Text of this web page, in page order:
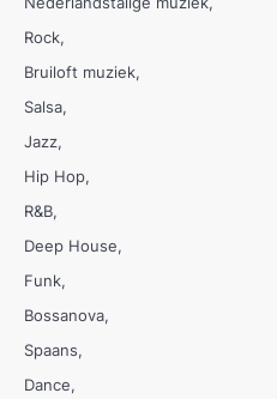
Rock
Bruiloft muziek
Salsa
Jazz
Hip Hop
R&B
Deep House
Funk
Bossanova
Spaans
Dance